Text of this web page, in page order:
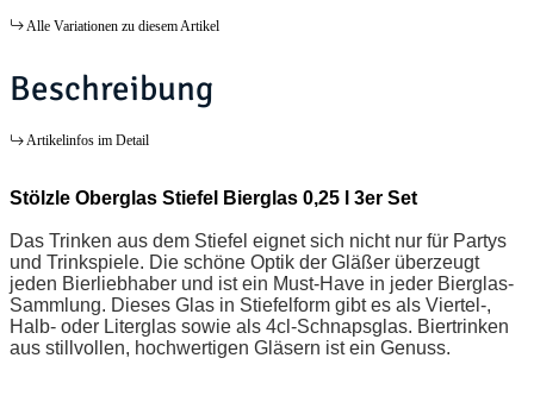
Alle Variationen zu diesem Artikel
Beschreibung
Artikelinfos im Detail
Stölzle Oberglas Stiefel Bierglas 0,25 l 3er Set
Das Trinken aus dem Stiefel eignet sich nicht nur für Partys
und Trinkspiele. Die schöne Optik der Gläßer überzeugt
jeden Bierliebhaber und ist ein Must-Have in jeder Bierglas-
Sammlung. Dieses Glas in Stiefelform gibt es als Viertel-,
Halb- oder Literglas sowie als 4cl-Schnapsglas. Biertrinken
aus stillvollen, hochwertigen Gläsern ist ein Genuss.